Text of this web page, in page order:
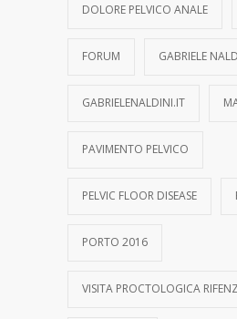
DOLORE PELVICO ANALE
FORUM GABRIELE
GABRIELENALDINI.IT
PAVIMENTO PELVICO
PELVIC FLOOR DISEASE
PORTO 2016
VISITA PROCTOLOGICA